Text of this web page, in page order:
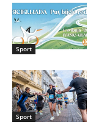
Sport
Sport